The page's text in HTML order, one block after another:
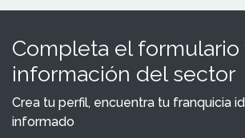
Completa el formulario
información del sector
Crea tu perfil, encuentra tu franquicia
informado